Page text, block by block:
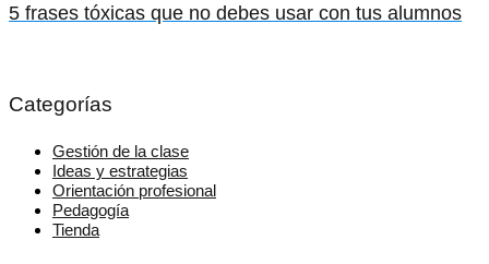
5 frases tóxicas que no debes usar con tus alumnos
Categorías
Gestión de la clase
Ideas y estrategias
Orientación profesional
Pedagogía
Tienda